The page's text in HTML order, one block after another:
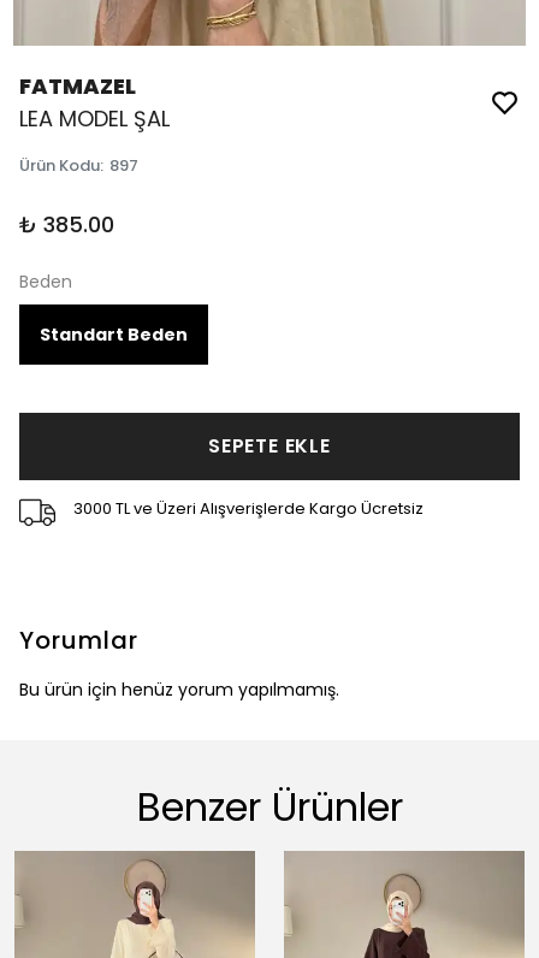
FATMAZEL
LEA MODEL ŞAL
Ürün Kodu: 897
₺ 385.00
Beden
Standart Beden
SEPETE EKLE
3000 TL ve Üzeri Alışverişlerde Kargo Ücretsiz
Yorumlar
Bu ürün için henüz yorum yapılmamış.
Benzer Ürünler